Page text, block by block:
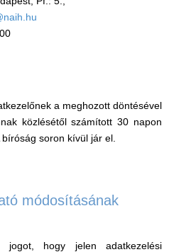
a meghozott döntésével
közlésétől számított 30 napon
soron kívül jár el.
módosításának
hogy jelen adatkezelési